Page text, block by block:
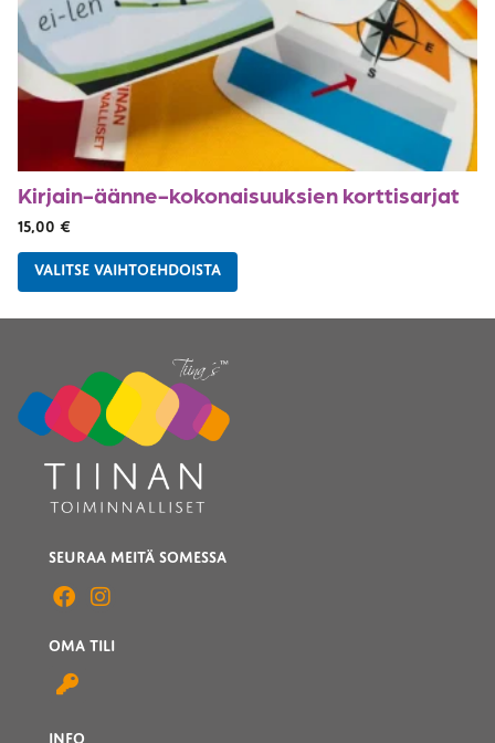
Kirjain-äänne-kokonaisuuksien korttisarjat
15,00 €
VALITSE VAIHTOEHDOISTA
SEURAA MEITÄ SOMESSA
OMA TILI
INFO